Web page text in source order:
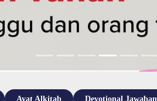
Ayat Alkitab Devotional Jawaban